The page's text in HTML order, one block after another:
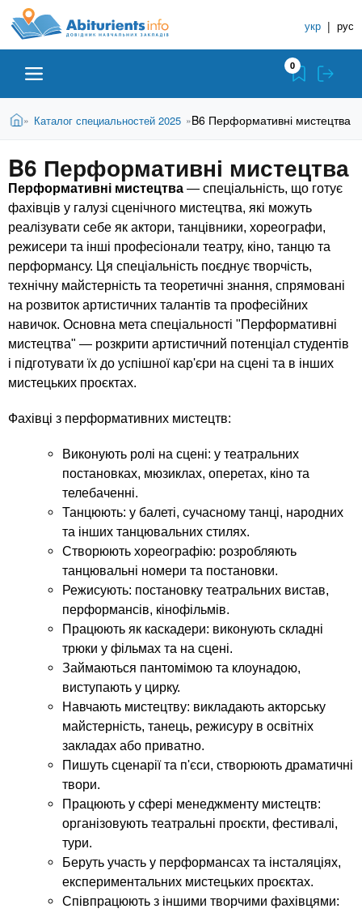
A
b
i
t
u
r
i
e
n
t
п
р
в
о
н
и
к
У
ч
е
б
н
ы
х
а
укр | рус
Абитуриенту
Вузы
Колледжи
Курсы
Частные школы
MBA
Онлайн курсы
За рубежом
0
В
д
е
с
ь
Главная
» Каталог специальностей 2025 »B6 Перформативні мистецтва
B6 Перформативні мистецтва
Перформативні мистецтва — спеціальність, що готує
фахівців у галузі сценічного мистецтва, які можуть
реалізувати себе як актори, танцівники, хореографи,
режисери та інші професіонали театру, кіно, танцю та
перформансу. Ця спеціальність поєднує творчість,
технічну майстерність та теоретичні знання, спрямовані
на розвиток артистичних талантів та професійних
навичок. Основна мета спеціальності "Перформативні
мистецтва" — розкрити артистичний потенціал студентів
і підготувати їх до успішної кар'єри на сцені та в інших
мистецьких проєктах.
Фахівці з перформативних мистецтв:
Виконують ролі на сцені: у театральних
постановках, мюзиклах, оперетах, кіно та
телебаченні.
Танцюють: у балеті, сучасному танці, народних
та інших танцювальних стилях.
Створюють хореографію: розробляють
танцювальні номери та постановки.
Режисують: постановку театральних вистав,
перформансів, кінофільмів.
Працюють як каскадери: виконують складні
трюки у фільмах та на сцені.
Займаються пантомімою та клоунадою,
виступають у цирку.
Навчають мистецтву: викладають акторську
майстерність, танець, режисуру в освітніх
закладах або приватно.
Пишуть сценарії та п'єси, створюють драматичні
твори.
Працюють у сфері менеджменту мистецтв:
організовують театральні проєкти, фестивалі,
тури.
Беруть участь у перформансах та інсталяціях,
експериментальних мистецьких проєктах.
Співпрацюють з іншими творчими фахівцями: